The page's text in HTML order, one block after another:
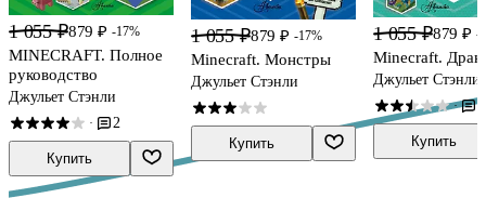
1 055 ₽879 ₽ -17%
MINECRAFT. Полное
руководство
Джульет Стэнли
· 2
Купить
1 055 ₽879 ₽ -17%
Minecraft. Монстры
Джульет Стэнли
Купить
1 055 ₽879 ₽ -
Minecraft.
Джульет Стэнли
·
Купить